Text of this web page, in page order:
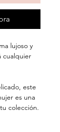
lujoso y
cualquier
este
es una
colección.